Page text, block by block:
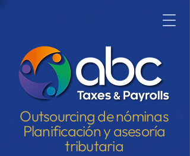
Outsourcing de nóminas
Planificación y asesoría
tributaria